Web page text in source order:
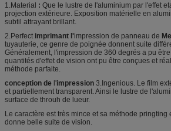
1.Material : Que le lustre de l'aluminium par l'effet
projection extérieure. Exposition matérielle en
subtil attrayant brillant.
2.Perfect imprimant l'impression de panneau de
tuyauterie, ce genre de poignée donnent suite
Généralement, l'impression de 360 degrés a pu
quantités d'effet de vision ont pu être conçues et
méthode parfaite.
conception de l'impression 3.Ingenious. Le film
et partiellement transparent. Ainsi le lustre de
surface de throuh de lueur.
Le caractère est très mince et sa méthode pringting
donne belle suite de vision.